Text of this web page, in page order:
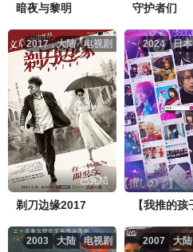
暗夜与黎明 守护者们
电视剧
大陆
2017
已完结
剃刀边缘2017
日本
2024
电视剧
大陆
2003 大陆
2007